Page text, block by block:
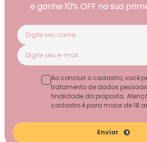
e ganhe 10% OFF na sua
Enviar
Ao concluir o cadastro, você
tratamento de dados
finalidade da proposta.
cadastro é para maior de 18